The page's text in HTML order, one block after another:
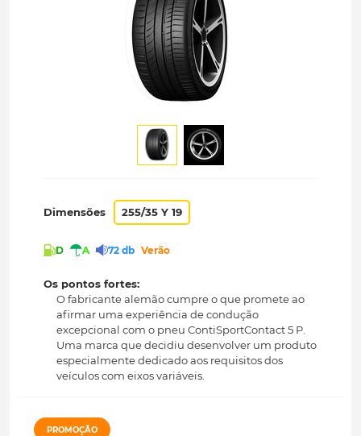
Dimensões 255/35 Y 19
D A 72 db Verão
Os pontos fortes:
O fabricante alemão cumpre o que promete ao
afirmar uma experiência de condução
excepcional com o pneu ContiSportContact 5 P.
Uma marca que decidiu desenvolver um produto
especialmente dedicado aos requisitos dos
veículos com eixos variáveis.
PROMOÇÃO